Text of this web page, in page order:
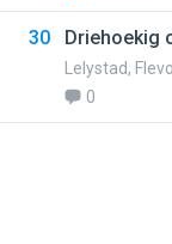
30 Driehoekig
Lelystad,
0